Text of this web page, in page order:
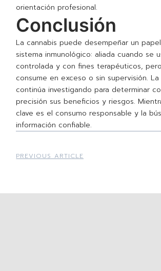
orientación profesional.
Conclusión
La cannabis puede desempeñar un
sistema inmunológico: aliada cuando se
controlada y con fines terapéuticos,
consume en exceso o sin supervisión.
continúa investigando para determinar
precisión sus beneficios y riesgos.
clave es el consumo responsable y la
información confiable.
PREVIOUS ARTICLE